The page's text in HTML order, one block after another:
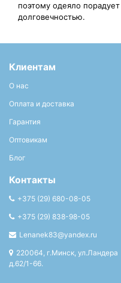
поэтому одеяло
долговечностью.
Клиентам
О нас
Оплата и доставка
Гарантия
Оптовикам
Блог
Контакты
+375 (29) 680-08-05
+375 (29) 838-98-05
Lenanek83@yandex.ru
220064, г.Минск, ул.Ландера
д.62/1-66.